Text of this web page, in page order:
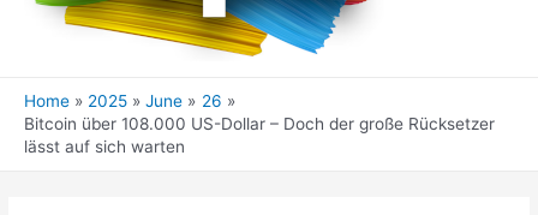
Home 2025 June
26
Bitcoin über 108.000 US-Dollar – Doch der große Rücksetzer
lässt auf sich warten